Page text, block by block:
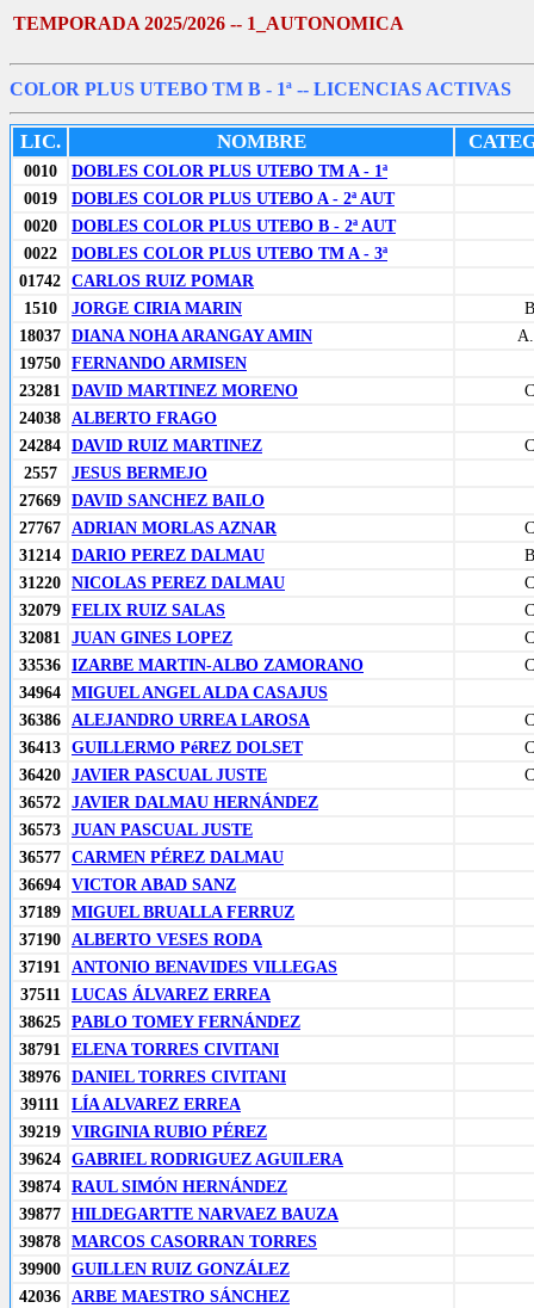
TEMPORADA 2025/2026 -- 1_AUTONOMICA
COLOR PLUS UTEBO TM B - 1ª -- LICENCIAS ACTIVAS
LIC. NOMBRE
0010
DOBLES COLOR PLUS UTEBO TM A - 1ª
0019
DOBLES COLOR PLUS UTEBO A - 2ª AUT
0020
DOBLES COLOR PLUS UTEBO B - 2ª AUT
0022
DOBLES COLOR PLUS UTEBO TM A - 3ª
01742 CARLOS RUIZ POMAR
1510
JORGE CIRIA MARIN
B
18037 DIANA NOHA ARANGAY AMIN
19750 FERNANDO ARMISEN
23281 DAVID MARTINEZ MORENO
C
24038 ALBERTO FRAGO
24284 DAVID RUIZ MARTINEZ
C
2557
JESUS BERMEJO
27669 DAVID SANCHEZ BAILO
27767 ADRIAN MORLAS AZNAR
C
31214 DARIO PEREZ DALMAU
B
31220 NICOLAS PEREZ DALMAU
C
32079 FELIX RUIZ SALAS
C
32081 JUAN GINES LOPEZ
C
33536 IZARBE MARTIN-ALBO ZAMORANO
C
34964 MIGUEL ANGEL ALDA CASAJUS
36386 ALEJANDRO URREA LAROSA
C
36413 GUILLERMO PéREZ DOLSET
C
36420 JAVIER PASCUAL JUSTE
C
36572 JAVIER DALMAU HERNÁNDEZ
36573 JUAN PASCUAL JUSTE
36577 CARMEN PÉREZ DALMAU
36694 VICTOR ABAD SANZ
37189 MIGUEL BRUALLA FERRUZ
37190 ALBERTO VESES RODA
37191 ANTONIO BENAVIDES VILLEGAS
37511 LUCAS ÁLVAREZ ERREA
38625 PABLO TOMEY FERNÁNDEZ
38791 ELENA TORRES CIVITANI
38976 DANIEL TORRES CIVITANI
39111
LÍA ALVAREZ ERREA
39219 VIRGINIA RUBIO PÉREZ
39624 GABRIEL RODRIGUEZ AGUILERA
39874 RAUL SIMÓN HERNÁNDEZ
39877 HILDEGARTTE NARVAEZ BAUZA
39878 MARCOS CASORRAN TORRES
39900 GUILLEN RUIZ GONZÁLEZ
42036 ARBE MAESTRO SÁNCHEZ